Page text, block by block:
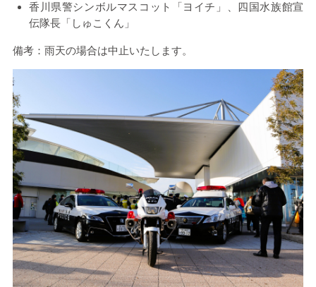
香川県警シンボルマスコット「ヨイチ」、四国水族館宣
伝隊長「しゅこくん」
備考：雨天の場合は中止いたします。